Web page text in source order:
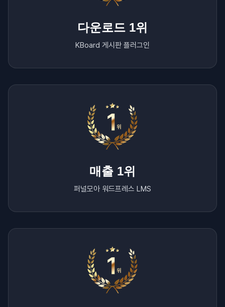
다운로드 1위
KBoard 게시판 플러그인
매출 1위
퍼널모아 워드프레스 LMS